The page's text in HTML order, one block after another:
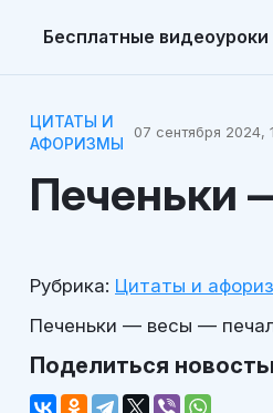
Бесплатные видеоуроки
ЦИТАТЫ И
АФОРИЗМЫ
07 сентября 2024,
Печеньки
Рубрика: Цитаты и
Печеньки — весы —
Поделиться